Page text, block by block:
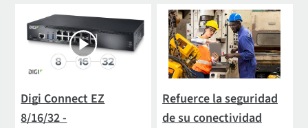
Digi Connect EZ
8/16/32 -
Refuerce la seguridad
de su conectividad